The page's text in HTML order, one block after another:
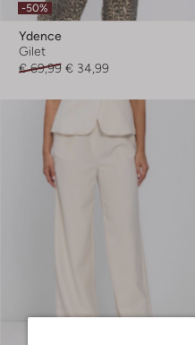
-50%
Ydence
Gilet
€ 69,99 € 34,99